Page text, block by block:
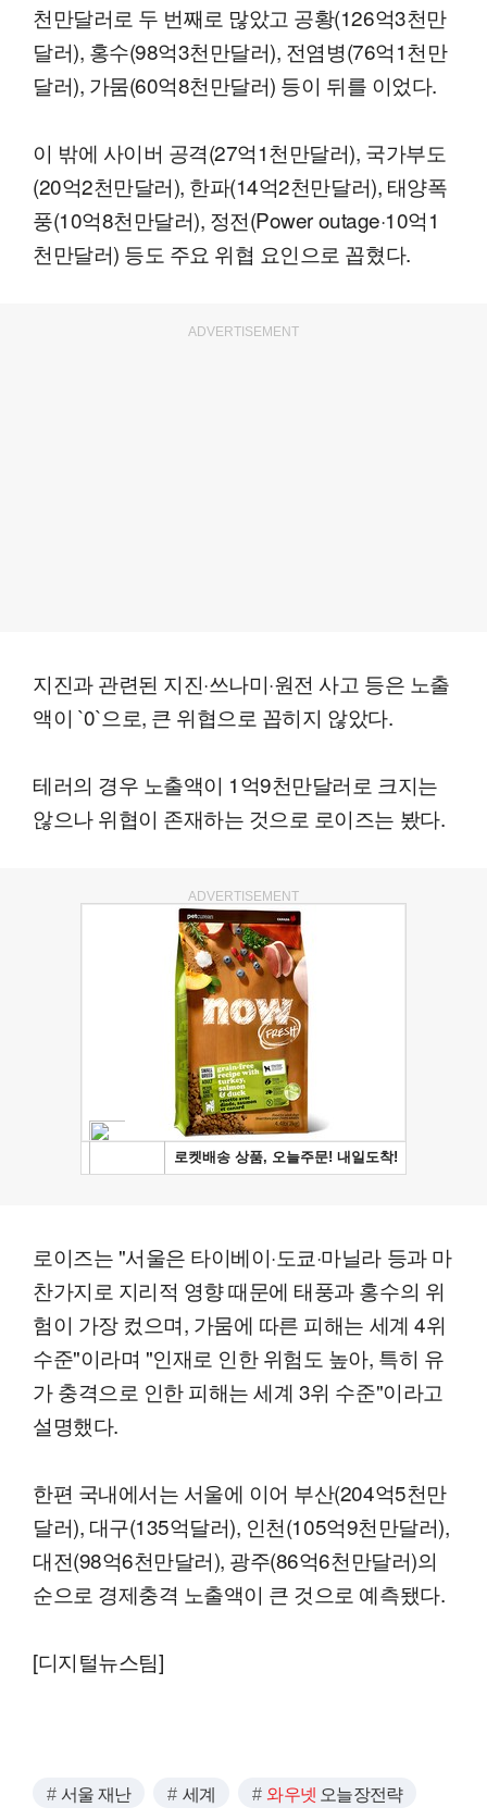
천만달러로 두 번째로 많았고 공황(126억3천만
달러), 홍수(98억3천만달러), 전염병(76억1천만
달러), 가뭄(60억8천만달러) 등이 뒤를 이었다.
이 밖에 사이버 공격(27억1천만달러), 국가부도
(20억2천만달러), 한파(14억2천만달러), 태양폭
풍(10억8천만달러), 정전(Power outage·10억1
천만달러) 등도 주요 위협 요인으로 꼽혔다.
ADVERTISEMENT
지진과 관련된 지진·쓰나미·원전 사고 등은 노출
액이 `0`으로, 큰 위협으로 꼽히지 않았다.
테러의 경우 노출액이 1억9천만달러로 크지는
않으나 위협이 존재하는 것으로 로이즈는 봤다.
ADVERTISEMENT
로이즈는 "서울은 타이베이·도쿄·마닐라 등과 마
찬가지로 지리적 영향 때문에 태풍과 홍수의 위
험이 가장 컸으며, 가뭄에 따른 피해는 세계 4위
수준"이라며 "인재로 인한 위험도 높아, 특히 유
가 충격으로 인한 피해는 세계 3위 수준"이라고
설명했다.
한편 국내에서는 서울에 이어 부산(204억5천만
달러), 대구(135억달러), 인천(105억9천만달러),
대전(98억6천만달러), 광주(86억6천만달러)의
순으로 경제충격 노출액이 큰 것으로 예측됐다.
[디지털뉴스팀]
서울 재난 세계 와우넷 오늘장전략